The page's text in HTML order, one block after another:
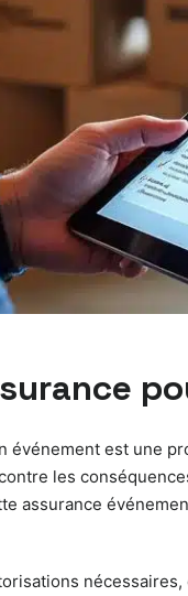
événement est
les
assurance